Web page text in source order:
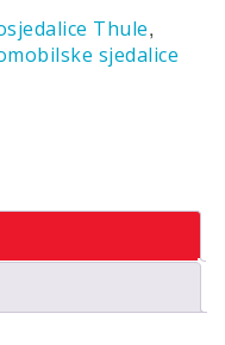
Thule,
sjedalice